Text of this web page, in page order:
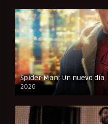
Spider-Man: Un nuevo día
2026
CAM